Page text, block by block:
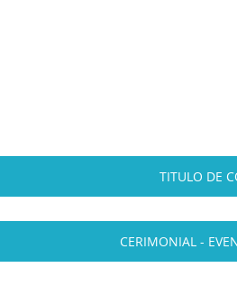
TITULO DE
CERIMONIAL -